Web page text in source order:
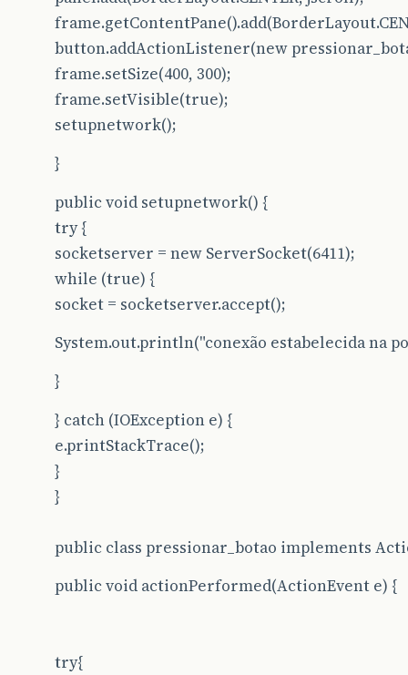
button.addActionListener(new
frame.setSize(400, 300);
frame.setVisible(true);
setupnetwork();
}
public void setupnetwork() {
try {
socketserver = new ServerSocket(6411);
while (true) {
socket = socketserver.accept();
System.out.println("conexão estabelecida na
}
} catch (IOException e) {
e.printStackTrace();
}
}
public class pressionar_botao implements
public void actionPerformed(ActionEvent e) {
try{